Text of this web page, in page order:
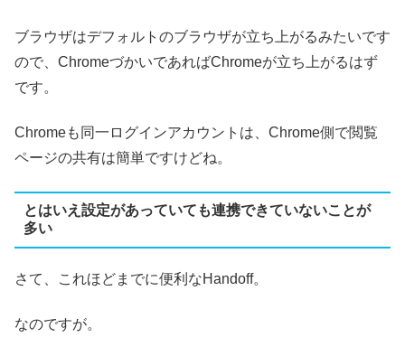
ブラウザはデフォルトのブラウザが立ち上がるみたいです
ので、ChromeづかいであればChromeが立ち上がるはず
です。
Chromeも同一ログインアカウントは、Chrome側で閲覧
ページの共有は簡単ですけどね。
とはいえ設定があっていても連携できていないことが
多い
さて、これほどまでに便利なHandoff。
なのですが。